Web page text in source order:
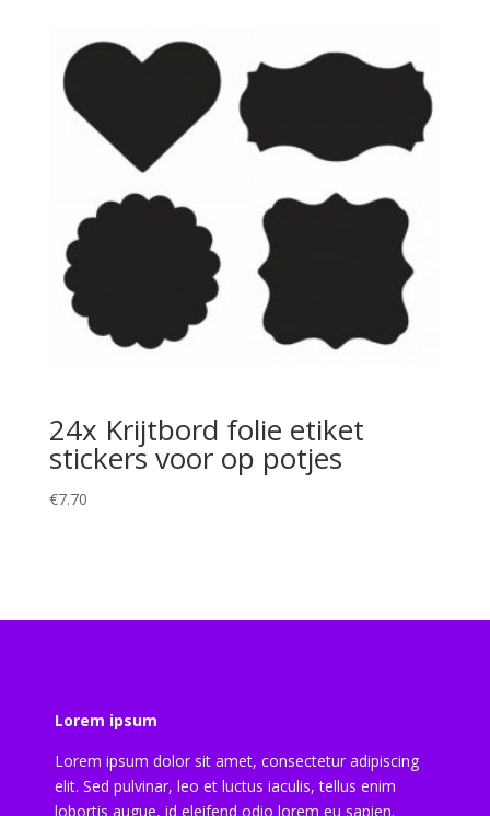
24x Krijtbord folie etiket
stickers voor op potjes
€7.70
Lorem ipsum
Lorem ipsum dolor sit amet, consectetur adipiscing
elit. Sed pulvinar, leo et luctus iaculis, tellus enim
lobortis augue, id eleifend odio lorem eu sapien.